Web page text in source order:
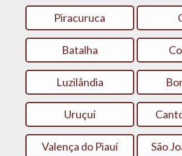
Piracuruca
Batalha
Luzilândia
Uruçuí
Valença do Piauí São